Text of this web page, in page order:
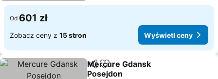
Od 601 zł
Zobacz ceny z 15 stron Wyświetl ceny
Udostępnij
Dodaj do ulubionych
Mercure Gdansk
Posejdon